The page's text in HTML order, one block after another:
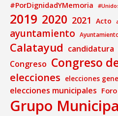
#PorDignidadYMemoria
2019 2020 2021 Acto
ayuntamiento
Calatayud candidatura
Congreso Congreso
elecciones elecciones
elecciones municipales
Grupo